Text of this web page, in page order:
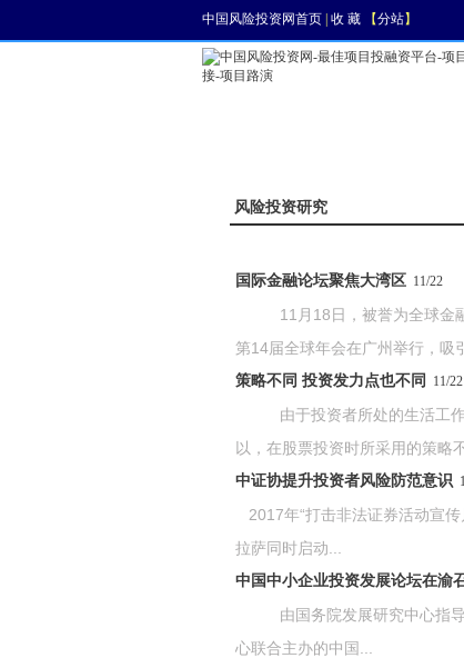
中国风险投资网首页 收 藏 【分站】
风险投资研究
国际金融论坛聚焦大湾区 11/22
11月18日，被誉为全球金融
第14届全球年会在广州举行，吸
策略不同 投资发力点也不同 11/22
由于投资者所处的生活工作
以，在股票投资时所采用的策略
中证协提升投资者风险防范意识
2017年“打击非法证券活动宣传
拉萨同时启动...
中国中小企业投资发展论坛在渝
由国务院发展研究中心指导
心联合主办的中国...